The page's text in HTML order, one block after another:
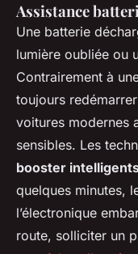
Assistance
Une batterie
lumière oubliée ou
Contrairement à
toujours
voitures modernes
sensibles. Les
booster
quelques minutes,
l’électronique
route, solliciter un